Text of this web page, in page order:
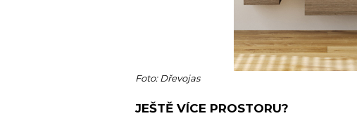
Foto: Dřevojas
JEŠTĚ VÍCE PROSTORU?